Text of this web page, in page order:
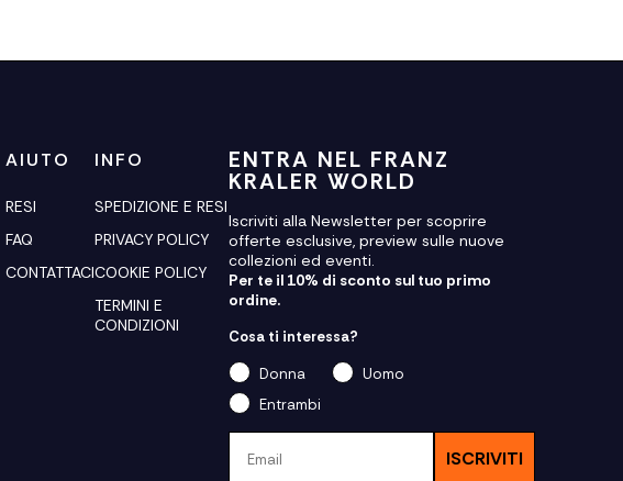
AIUTO
RESI
FAQ
CONTATTACI
INFO
SPEDIZIONE E RESI
PRIVACY POLICY
COOKIE POLICY
TERMINI E
CONDIZIONI
ENTRA NEL FRANZ
KRALER WORLD
Iscriviti alla Newsletter per scoprire
offerte esclusive, preview sulle nuove
collezioni ed eventi.
Per te il 10% di sconto sul tuo primo
ordine.
Cosa ti interessa?
Donna
Uomo
Entrambi
ISCRIVITI